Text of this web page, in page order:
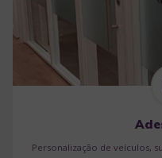
Personalização de veículos,